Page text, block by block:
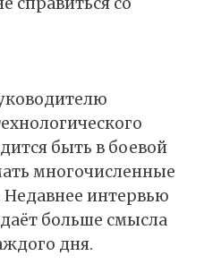
быть в боевой
многочисленные
Недавнее интервью
больше смысла
дня.